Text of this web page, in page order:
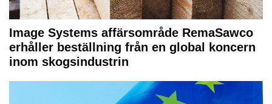
Image Systems affärsområde RemaSawco
erhåller beställning från en global koncern
inom skogsindustrin